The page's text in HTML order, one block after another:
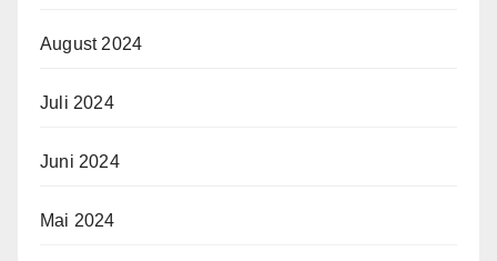
August 2024
Juli 2024
Juni 2024
Mai 2024